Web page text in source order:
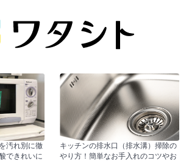
汚れ別に徹
できれいに
キッチンの排水口（排水溝）掃除の
やり方！簡単なお手入れのコツやお